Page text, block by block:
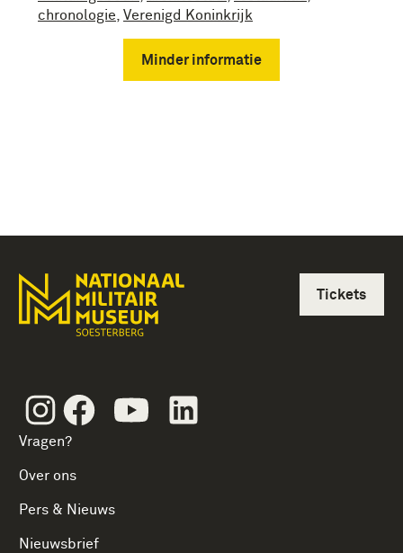
chronologie Verenigd Koninkrijk
Minder informatie
InstagramFacebookYoutube
Vragen?
Over ons
Pers & Nieuws
Nieuwsbrief
Tickets